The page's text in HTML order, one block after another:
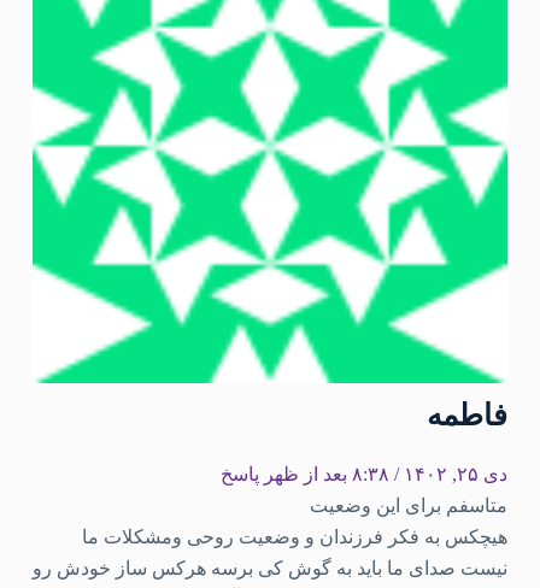
فاطمه
دی ۲۵, ۱۴۰۲ / ۸:۳۸ بعد از ظهر
پاسخ
متاسفم برای این وضعیت
هیچکس به فکر فرزندان و وضعیت روحی ومشکلات ما
نیست صدای ما باید به گوش کی برسه هرکس ساز خودش رو